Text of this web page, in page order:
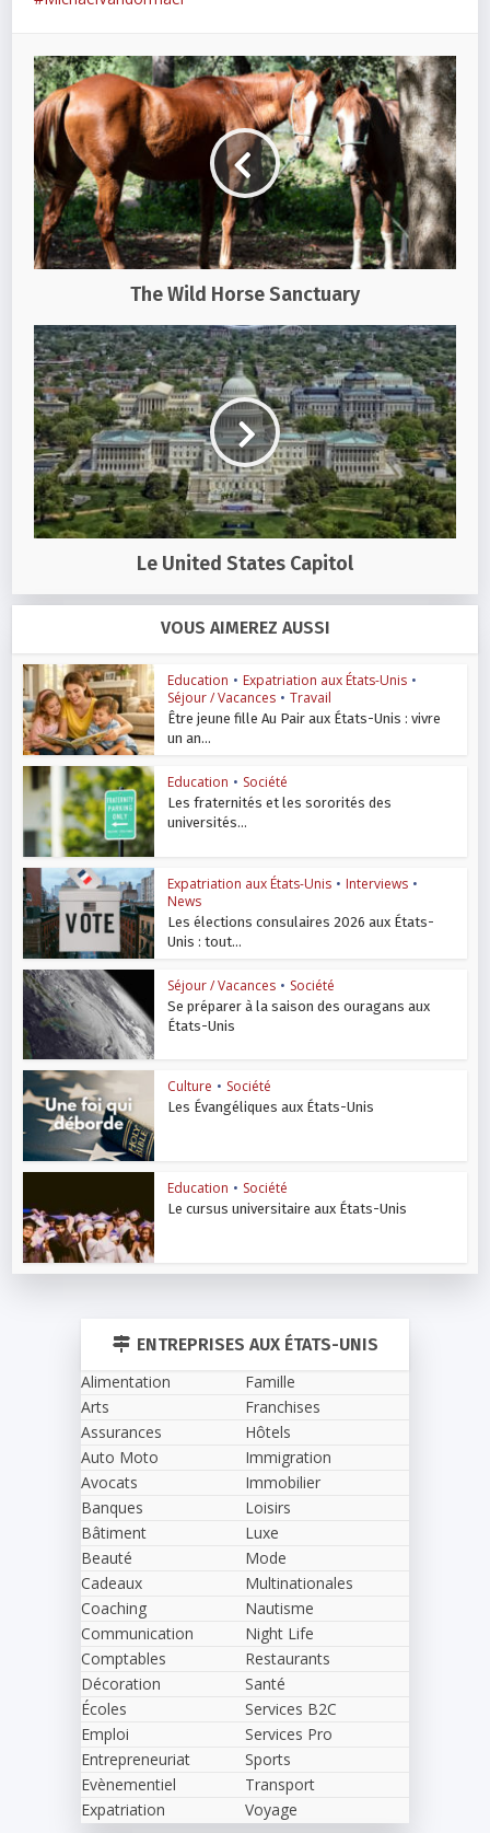
The Wild Horse Sanctuary
Le United States Capitol
VOUS AIMEREZ AUSSI
Education • Expatriation aux États-Unis •
Séjour / Vacances • Travail
Être jeune fille Au Pair aux États-Unis : vivre
un an...
Education • Société
Les fraternités et les sororités des
universités...
Expatriation aux États-Unis • Interviews •
News
Les élections consulaires 2026 aux États-
Unis : tout...
Séjour / Vacances • Société
Se préparer à la saison des ouragans aux
États-Unis
Culture • Société
Les Évangéliques aux États-Unis
Education • Société
Le cursus universitaire aux États-Unis
ENTREPRISES AUX ÉTATS-UNIS
Alimentation
Arts
Assurances
Auto Moto
Avocats
Banques
Bâtiment
Beauté
Cadeaux
Coaching
Communication
Comptables
Décoration
Écoles
Emploi
Entrepreneuriat
Evènementiel
Expatriation
Famille
Franchises
Hôtels
Immigration
Immobilier
Loisirs
Luxe
Mode
Multinationales
Nautisme
Night Life
Restaurants
Santé
Services B2C
Services Pro
Sports
Transport
Voyage